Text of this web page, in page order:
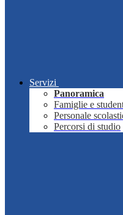
Servizi
Panoramica
Famiglie e
Personale
Percorsi di studio